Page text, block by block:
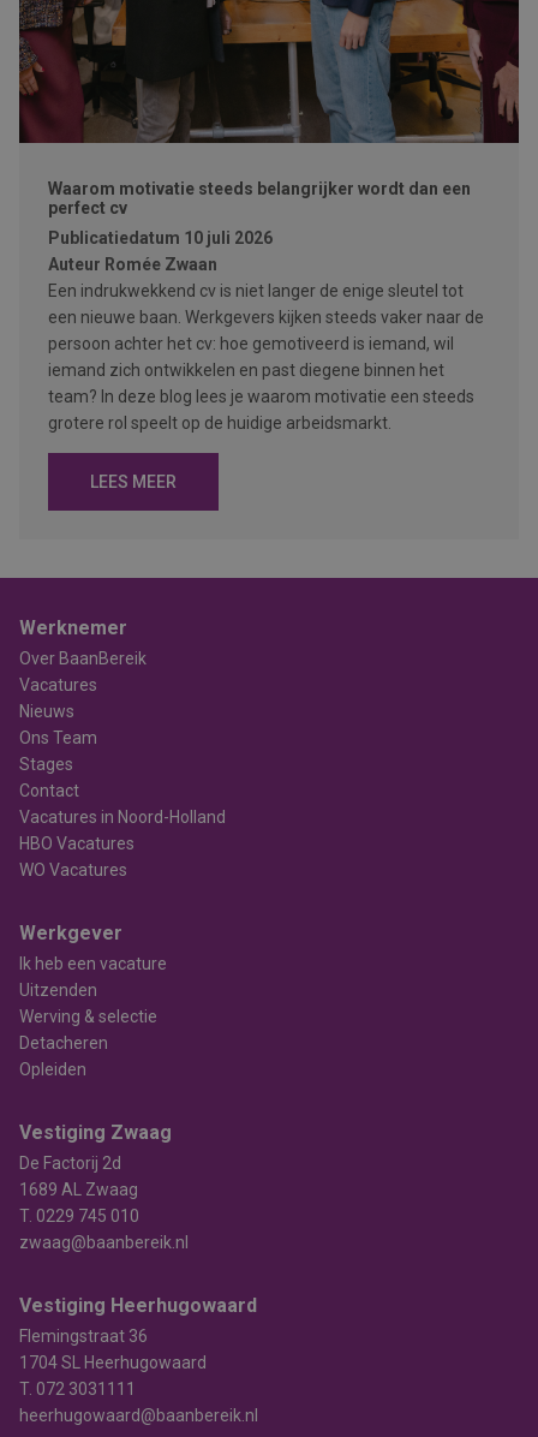
Waarom motivatie steeds belangrijker wordt dan een
perfect cv
Publicatiedatum 10 juli 2026
Auteur Romée Zwaan
Een indrukwekkend cv is niet langer de enige sleutel tot
een nieuwe baan. Werkgevers kijken steeds vaker naar de
persoon achter het cv: hoe gemotiveerd is iemand, wil
iemand zich ontwikkelen en past diegene binnen het
team? In deze blog lees je waarom motivatie een steeds
grotere rol speelt op de huidige arbeidsmarkt.
LEES MEER
Werknemer
Over BaanBereik
Vacatures
Nieuws
Ons Team
Stages
Contact
Vacatures in Noord-Holland
HBO Vacatures
WO Vacatures
Werkgever
Ik heb een vacature
Uitzenden
Werving & selectie
Detacheren
Opleiden
Vestiging Zwaag
De Factorij 2d
1689 AL Zwaag
T. 0229 745 010
zwaag@baanbereik.nl
Vestiging Heerhugowaard
Flemingstraat 36
1704 SL Heerhugowaard
T. 072 3031111
heerhugowaard@baanbereik.nl